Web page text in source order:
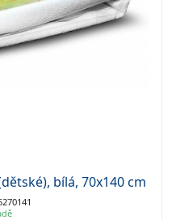
bílá, 70x140 cm